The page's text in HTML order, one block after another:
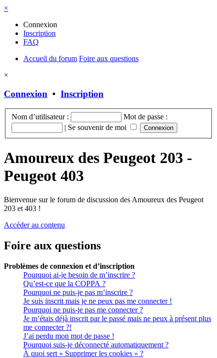
×
Connexion
Inscription
FAQ
Accueil du forum Foire aux questions
×
Connexion • Inscription
Nom d’utilisateur :
Mot de passe :
| Se souvenir de moi
Amoureux des Peugeot 203 -
Peugeot 403
Bienvenue sur le forum de discussion des Amoureux des Peugeot
203 et 403 !
Accéder au contenu
Foire aux questions
Problèmes de connexion et d’inscription
Pourquoi ai-je besoin de m’inscrire ?
Qu’est-ce que la COPPA ?
Pourquoi ne puis-je pas m’inscrire ?
Je suis inscrit mais je ne peux pas me connecter !
Pourquoi ne puis-je pas me connecter ?
Je m’étais déjà inscrit par le passé mais ne peux à présent plus
me connecter ?!
J’ai perdu mon mot de passe !
Pourquoi suis-je déconnecté automatiquement ?
À quoi sert « Supprimer les cookies » ?